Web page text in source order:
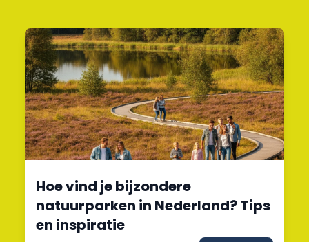
Hoe vind je bijzondere
natuurparken in Nederland? Tips
en inspiratie